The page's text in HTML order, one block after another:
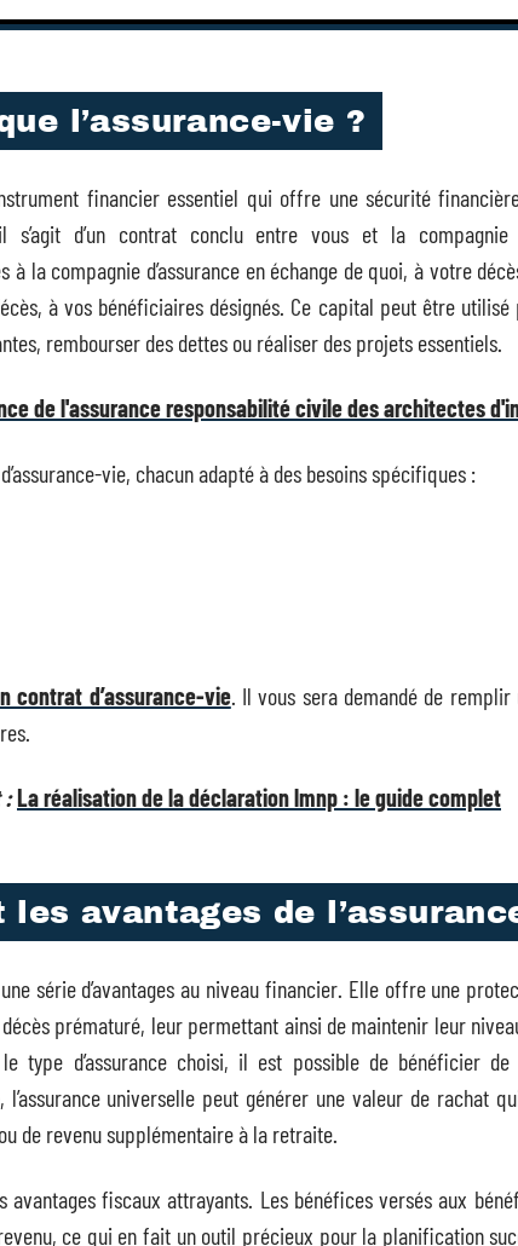
l’assurance-vie ?
financier essentiel qui offre une sécurité
s’agit d’un contrat conclu entre vous et la compagnie
à la compagnie d’assurance en échange de quoi, à votre
à vos bénéficiaires désignés. Ce capital peut être
rembourser des dettes ou réaliser des projets essentiels.
de l'assurance responsabilité civile des architectes
vie, chacun adapté à des besoins spécifiques :
contrat d’assurance-vie. Il vous sera demandé de
:La réalisation de la déclaration lmnp : le guide complet
les avantages de
série d’avantages au niveau financier. Elle offre une
prématuré, leur permettant ainsi de maintenir leur
type d’assurance choisi, il est possible de bénéficier
universelle peut générer une valeur de rachat
de revenu supplémentaire à la retraite.
avantages fiscaux attrayants. Les bénéfices versés aux
ce qui en fait un outil précieux pour la planification